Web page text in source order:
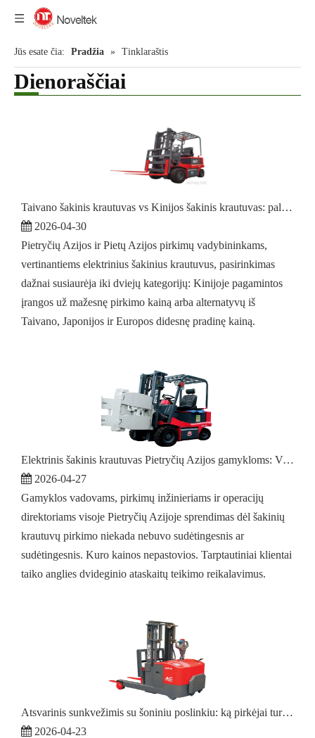
Jūs esate čia: Pradžia » Tinklaraštis
Dienoraščiai
Taivano šakinis krautuvas vs Kinijos šakinis krautuvas: palyginta kokybė, kaina ir visa nuosavybė
2026-04-30
Pietryčių Azijos ir Pietų Azijos pirkimų vadybininkams,
vertinantiems elektrinius šakinius krautuvus, pasirinkimas
dažnai susiaurėja iki dviejų kategorijų: Kinijoje pagamintos
įrangos už mažesnę pirkimo kainą arba alternatyvų iš
Taivano, Japonijos ir Europos didesnę pradinę kainą.
Elektrinis šakinis krautuvas Pietryčių Azijos gamykloms: Visas pirkėjo vadovas
2026-04-27
Gamyklos vadovams, pirkimų inžinieriams ir operacijų
direktoriams visoje Pietryčių Azijoje sprendimas dėl šakinių
krautuvų pirkimo niekada nebuvo sudėtingesnis ar
sudėtingesnis. Kuro kainos nepastovios. Tarptautiniai klientai
taiko anglies dvideginio ataskaitų teikimo reikalavimus.
Atsvarinis sunkvežimis su šoniniu poslinkiu: ką pirkėjai turi žinoti
2026-04-23